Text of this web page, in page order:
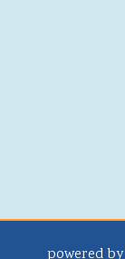
powered by